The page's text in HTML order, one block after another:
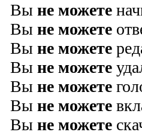
Вы не можете
Вы не можете
Вы не можете
Вы не можете
Вы не можете
Вы не можете
Вы не можете